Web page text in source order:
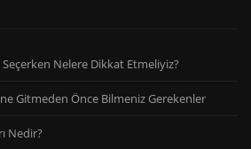
Seçerken Nelere Dikkat Etmeliyiz?
Gitmeden Önce Bilmeniz Gerekenler
Nedir?